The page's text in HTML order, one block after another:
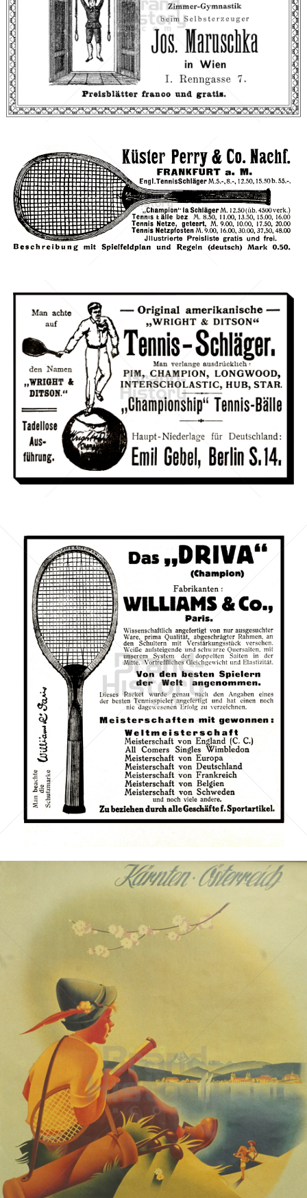
Josef Maruschka, Wien Josef Maruschka, Wien
Bild-ID: 66749
Küster Perry & Co. Küster Perry & Co. 1904
Emil Gebel, Berlin Emil Gebel, Berlin 1905
Bild-ID: 3139
WILLIAMS & Co. WILLIAMS & Co., Paris 1913
Österreich Werbung Wien
Österreich Werbung Wien
1951